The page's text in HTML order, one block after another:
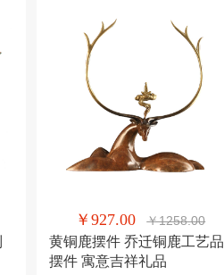
￥927.00 ￥1258.00
黄铜鹿摆件 乔迁铜鹿工艺品
摆件 寓意吉祥礼品